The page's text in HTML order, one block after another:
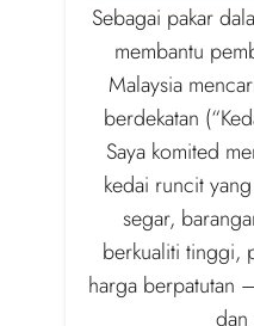
Sebagai pakar
membantu
Malaysia
berdekatan
Saya komited
kedai runcit
segar,
berkualiti tinggi,
harga berpatutan
dan